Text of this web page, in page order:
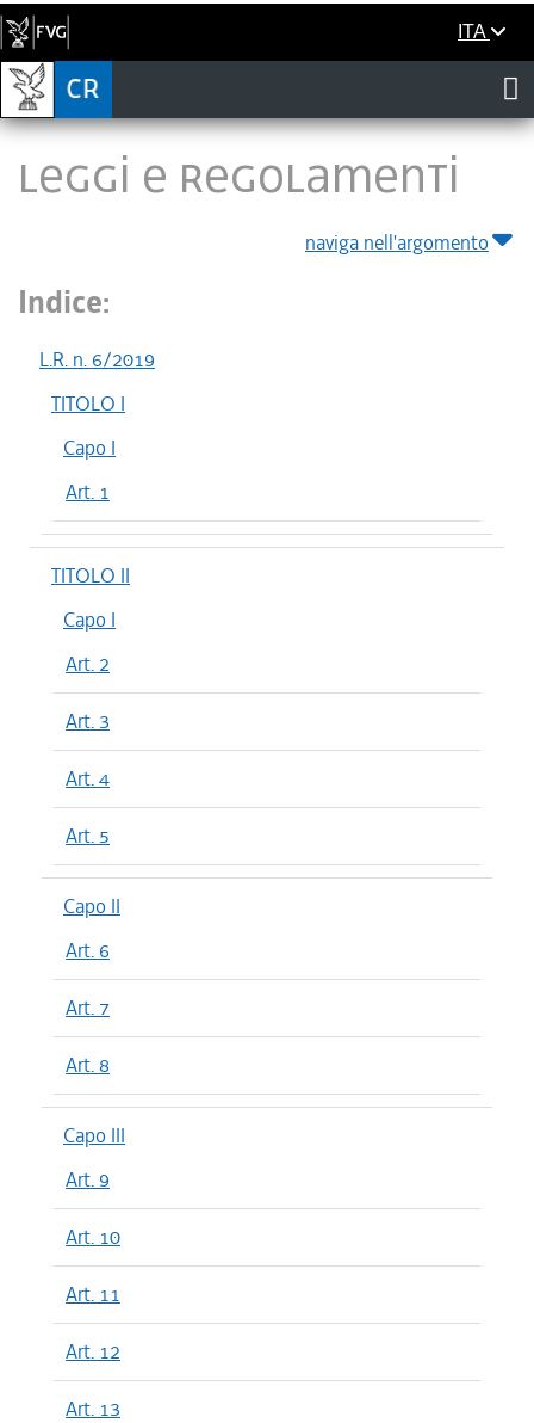
ITA
LEGGI E REGOLAMENTI
naviga nell'argomento
Indice:
L.R. n. 6/2019
TITOLO I
Capo I
Art. 1
TITOLO II
Capo I
Art. 2
Art. 3
Art. 4
Art. 5
Capo II
Art. 6
Art. 7
Art. 8
Capo III
Art. 9
Art. 10
Art. 11
Art. 12
Art. 13